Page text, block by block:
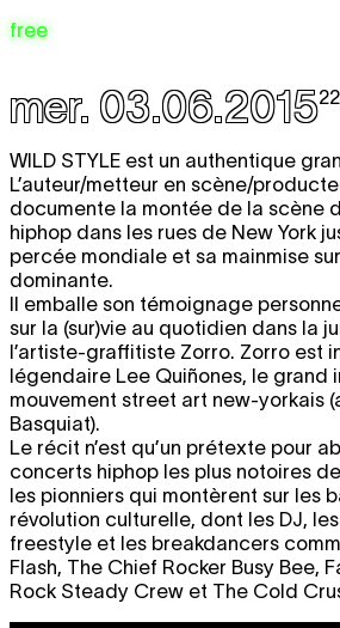
free
mer. 03.06.2015
WILD STYLE est un authentique
L’auteur/metteur en scène/
documente la montée de la scène
hiphop dans les rues de New York
percée mondiale et sa mainmise
dominante.
Il emballe son témoignage
sur la (sur)vie au quotidien dans la
l’artiste-graffitiste Zorro. Zorro est
légendaire Lee Quiñones, le grand
mouvement street art new-yorkais
Basquiat).
Le récit n’est qu’un prétexte pour
concerts hiphop les plus notoires
les pionniers qui montèrent sur les
révolution culturelle, dont les DJ,
freestyle et les breakdancers
Flash, The Chief Rocker Busy Bee,
Rock Steady Crew et The Cold